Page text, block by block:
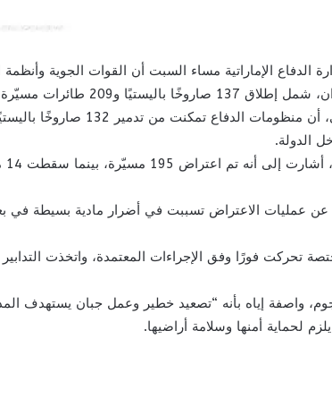
الدفاع الإماراتية مساء السبت أن القوات الجوية
مسيّرة باتجاه أراضي دولة الإمارات.
وأوضحت الوزارة، في بيان رسمي،
الدولة.
عن عمليات الاعتراض تسببت في أضرار مادية بسيطة في
تحركت فورًا وفق الإجراءات المعتمدة، واتخذت التدابير
واصفة إياه بأنه “تصعيد خطير وعمل جبان يستهدف
لحماية أمنها وسلامة أراضيها.